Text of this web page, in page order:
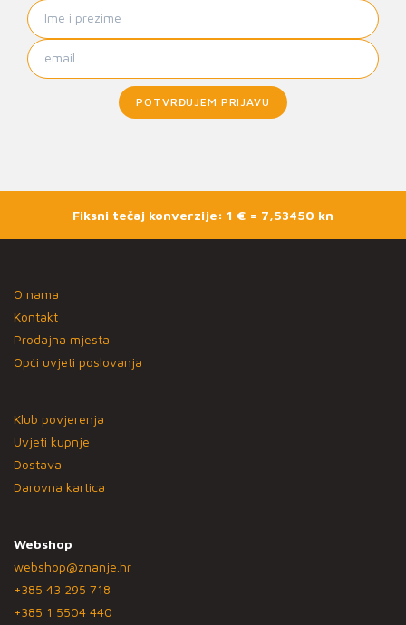
POTVRĐUJEM PRIJAVU
Fiksni tečaj konverzije: 1 € = 7,53450 kn
O nama
Kontakt
Prodajna mjesta
Opći uvjeti poslovanja
Klub povjerenja
Uvjeti kupnje
Dostava
Darovna kartica
Webshop
webshop@znanje.hr
+385 43 295 718
+385 1 5504 440